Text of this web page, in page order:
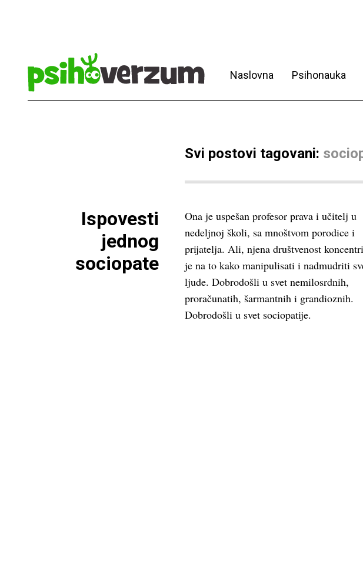
Naslovna Psihonauka
Svi postovi tagovani:
Ispovesti
jednog
sociopate
Ona je uspešan profesor prava i učitelj u
nedeljnoj školi, sa mnoštvom porodice i
prijatelja. Ali, njena društvenost
je na to kako manipulisati i nadmudriti
ljude. Dobrodošli u svet nemilosrdnih,
proračunatih, šarmantnih i grandioznih.
Dobrodošli u svet sociopatije.